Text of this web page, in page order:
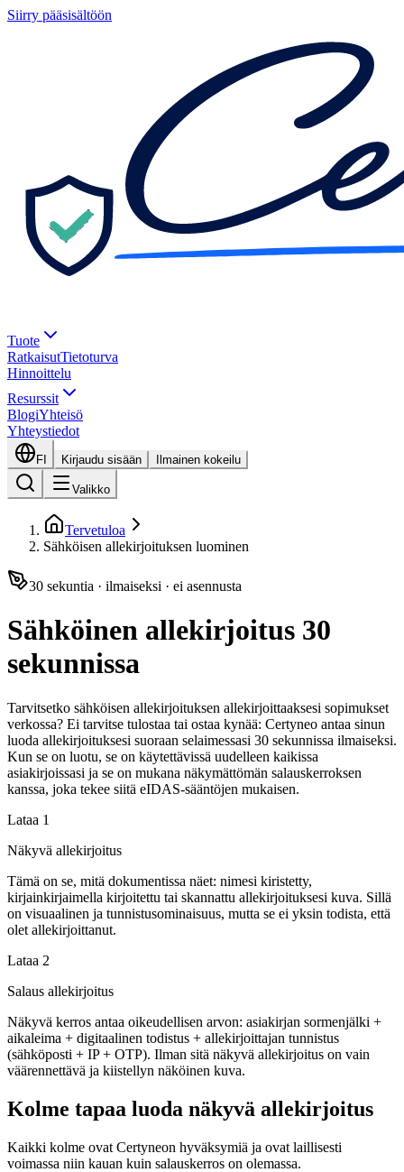
Siirry pääsisältöön
Tuote
RatkaisutTietoturva
Hinnoittelu
Resurssit
BlogiYhteisö
Yhteystiedot
FI Kirjaudu sisään Ilmainen kokeilu
Valikko
Tervetuloa
Sähköisen allekirjoituksen luominen
30 sekuntia · ilmaiseksi · ei asennusta
Sähköinen allekirjoitus 30
sekunnissa
Tarvitsetko sähköisen allekirjoituksen allekirjoittaaksesi sopimukset
verkossa? Ei tarvitse tulostaa tai ostaa kynää: Certyneo antaa sinun
luoda allekirjoituksesi suoraan selaimessasi 30 sekunnissa ilmaiseksi.
Kun se on luotu, se on käytettävissä uudelleen kaikissa
asiakirjoissasi ja se on mukana näkymättömän salauskerroksen
kanssa, joka tekee siitä eIDAS-sääntöjen mukaisen.
Lataa 1
Näkyvä allekirjoitus
Tämä on se, mitä dokumentissa näet: nimesi kiristetty,
kirjainkirjaimella kirjoitettu tai skannattu allekirjoituksesi kuva. Sillä
on visuaalinen ja tunnistusominaisuus, mutta se ei yksin todista, että
olet allekirjoittanut.
Lataa 2
Salaus allekirjoitus
Näkyvä kerros antaa oikeudellisen arvon: asiakirjan sormenjälki +
aikaleima + digitaalinen todistus + allekirjoittajan tunnistus
(sähköposti + IP + OTP). Ilman sitä näkyvä allekirjoitus on vain
väärennettävä ja kiistellyn näköinen kuva.
Kolme tapaa luoda näkyvä allekirjoitus
Kaikki kolme ovat Certyneon hyväksymiä ja ovat laillisesti
voimassa niin kauan kuin salauskerros on olemassa.